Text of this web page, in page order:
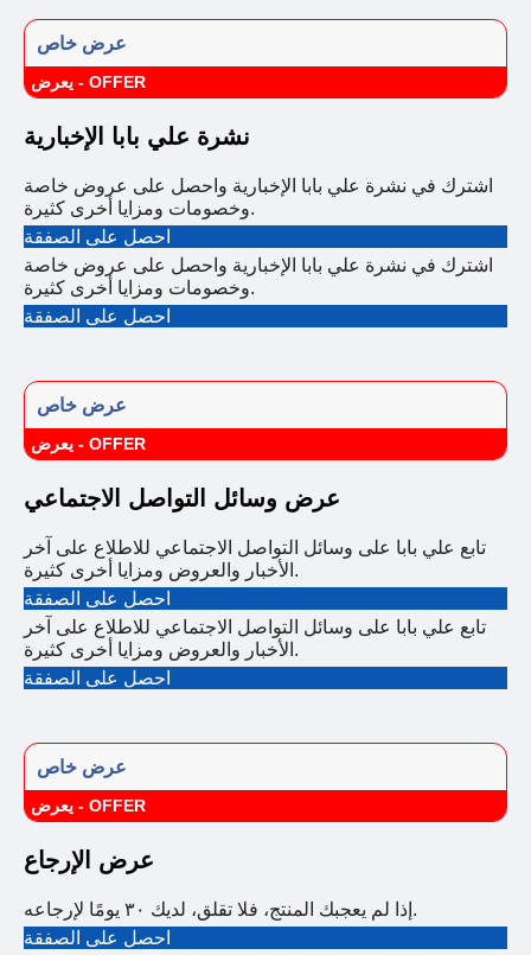
عرض خاص
يعرض - OFFER
نشرة علي بابا الإخبارية
اشترك في نشرة علي بابا الإخبارية واحصل على عروض خاصة
وخصومات ومزايا أخرى كثيرة.
احصل على الصفقة
اشترك في نشرة علي بابا الإخبارية واحصل على عروض خاصة
وخصومات ومزايا أخرى كثيرة.
احصل على الصفقة
عرض خاص
يعرض - OFFER
عرض وسائل التواصل الاجتماعي
تابع علي بابا على وسائل التواصل الاجتماعي للاطلاع على آخر
الأخبار والعروض ومزايا أخرى كثيرة.
احصل على الصفقة
تابع علي بابا على وسائل التواصل الاجتماعي للاطلاع على آخر
الأخبار والعروض ومزايا أخرى كثيرة.
احصل على الصفقة
عرض خاص
يعرض - OFFER
عرض الإرجاع
إذا لم يعجبك المنتج، فلا تقلق، لديك ٣٠ يومًا لإرجاعه.
احصل على الصفقة